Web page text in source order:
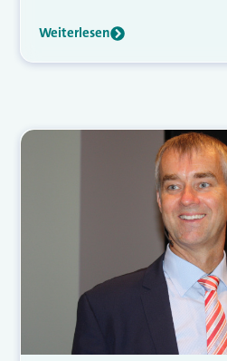
Weiterlesen